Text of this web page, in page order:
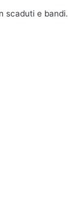
scaduti e bandi.